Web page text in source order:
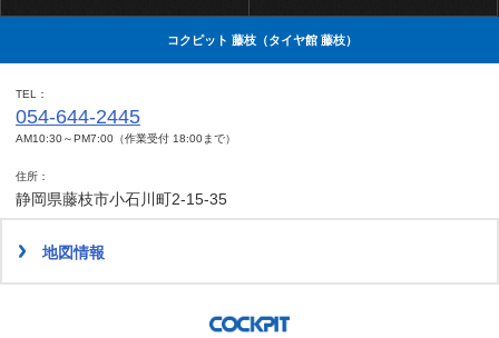
コクピット 藤枝（タイヤ館 藤枝）
TEL
054-644-2445
AM10:30～PM7:00（作業受付 18:00まで）
住所
静岡県藤枝市小石川町2-15-35
地図情報